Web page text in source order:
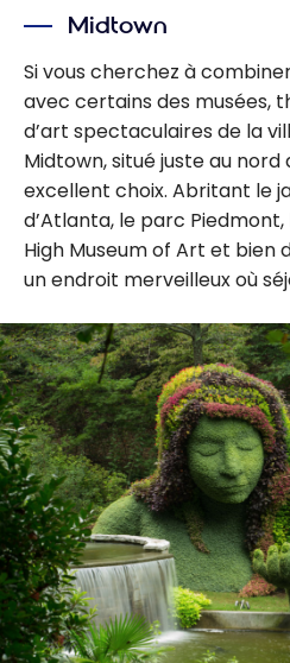
Midtown
Si vous cherchez à
avec certains des musées,
d’art spectaculaires de la
Midtown, situé juste au
excellent choix. Abritant le
d’Atlanta, le parc
High Museum of Art et bien
un endroit merveilleux où